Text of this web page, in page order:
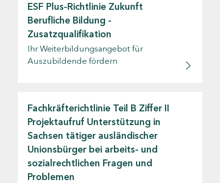
ESF Plus-Richtlinie Zukunft
Berufliche Bildung -
Zusatzqualifikation
Ihr Weiterbildungsangebot für
Auszubildende fördern
Fachkräfterichtlinie Teil B Ziffer II
Projektaufruf Unterstützung in
Sachsen tätiger ausländischer
Unionsbürger bei arbeits- und
sozialrechtlichen Fragen und
Problemen